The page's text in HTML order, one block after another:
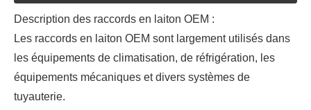
Description des raccords en laiton OEM :
Les raccords en laiton OEM sont largement utilisés dans
les équipements de climatisation, de réfrigération, les
équipements mécaniques et divers systèmes de
tuyauterie.